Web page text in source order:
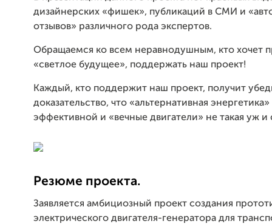
дизайнерских «фишек», публикаций в СМИ и
отзывов» различного рода экспертов.
Обращаемся ко всем неравнодушным, кто хочет
«светлое будущее», поддержать наш проект!
Каждый, кто поддержит наш проект, получит
доказательство, что «альтернативная
эффективной и «вечные двигатели» не такая уж и
Резюме проекта.
Заявляется амбициозный проект создания
электрического двигателя-генератора для